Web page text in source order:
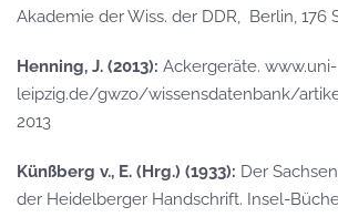
Akademie der Wiss. der DDR, Berlin, 176
Henning, J. (2013): Ackergeräte. www.uni-
leipzig.de/gwzo/wissensdatenbank/
2013
Künßberg v., E. (Hrg.) (1933): Der
der Heidelberger Handschrift. Insel-